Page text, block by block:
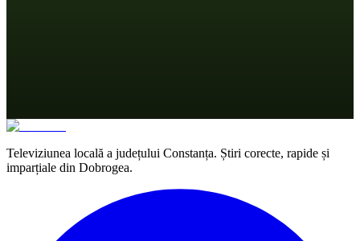
Televiziunea locală a județului Constanța. Știri corecte, rapide și
imparțiale din Dobrogea.